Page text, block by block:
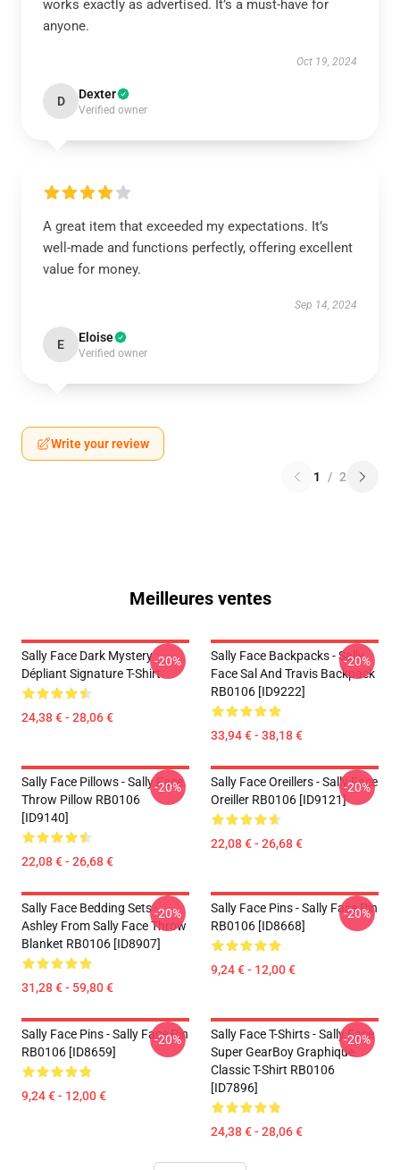
works exactly as advertised. It’s a must-have for
anyone.
Oct 19, 2024
D Dexter
Verified owner
A great item that exceeded my expectations. It’s
well-made and functions perfectly, offering excellent
value for money.
Sep 14, 2024
E Eloise
Verified owner
Write your review
1 / 2
Meilleures ventes
Sally Face Dark Mystery
Dépliant Signature T-Shirt
24,38 € - 28,06 €
-20%
Sally Face Backpacks - Sally
Face Sal And Travis Backpack
RB0106 [ID9222]
33,94 € - 38,18 €
-20%
Sally Face Pillows - Sally Face.
Throw Pillow RB0106
[ID9140]
22,08 € - 26,68 €
-20%
Sally Face Oreillers - Sally Face
Oreiller RB0106 [ID9121]
22,08 € - 26,68 €
-20%
Sally Face Bedding Sets -
Ashley From Sally Face Throw
Blanket RB0106 [ID8907]
31,28 € - 59,80 €
-20%
Sally Face Pins - Sally Face Pin
RB0106 [ID8668]
9,24 € - 12,00 €
-20%
Sally Face Pins - Sally Face Pin
RB0106 [ID8659]
9,24 € - 12,00 €
-20%
Sally Face T-Shirts - Sally Face
Super GearBoy Graphique
Classic T-Shirt RB0106
[ID7896]
24,38 € - 28,06 €
-20%